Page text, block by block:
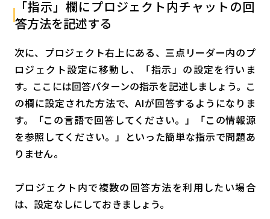
「指示」欄にプロジェクト内チャットの回
答方法を記述する
次に、プロジェクト右上にある、三点リーダー内のプ
ロジェクト設定に移動し、「指示」の設定を行いま
す。ここには回答パターンの指示を記述しましょう。こ
の欄に設定された方法で、AIが回答するようになりま
す。「この言語で回答してください。」「この情報源
を参照してください。」といった簡単な指示で問題あ
りません。
プロジェクト内で複数の回答方法を利用したい場合
は、設定なしにしておきましょう。